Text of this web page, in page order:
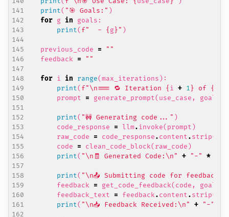
print( "🎯 Goals:" )
for g in goals :
print( f"  - { g }" )
previous_code =
""
feedback
= ""
for i in range(max_iterations ):
print( f"\n=== 🔁 Iteration { i + 1 } of {
prompt
= generate_prompt( use_case , goals
print( "🚧 Generating code..." )
code_response
= llm.invoke( prompt )
raw_code
= code_response.content.strip()
code
= clean_code_block( raw_code )
print( "\n 🧾 Generated Code: \n" + "-" *
print( "\n📤 Submitting code for feedback
feedback
= get_code_feedback( code , goals
feedback_text
= feedback.content.strip()
print( "\n📥 Feedback Received: \n" + "-"